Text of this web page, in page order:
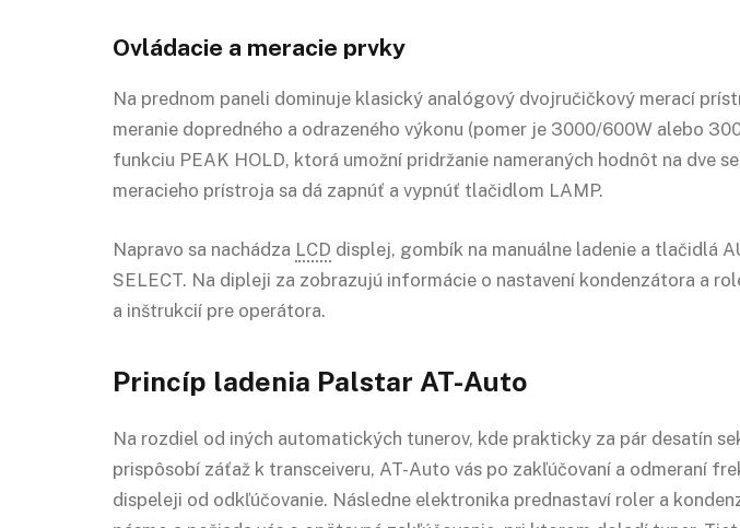
Ovládacie a meracie prvky
Na prednom paneli dominuje klasický analógový dvojručičkový merací
meranie dopredného a odrazeného výkonu (pomer je 3000/600W alebo
funkciu PEAK HOLD, ktorá umožní pridržanie nameraných hodnôt na dve
meracieho prístroja sa dá zapnúť a vypnúť tlačidlom LAMP.
Napravo sa nachádza LCD displej, gombík na manuálne ladenie a tlačidlá
SELECT. Na dipleji za zobrazujú informácie o nastavení kondenzátora a
a inštrukcií pre operátora.
Princíp ladenia Palstar AT-Auto
Na rozdiel od iných automatických tunerov, kde prakticky za pár desatín
prispôsobí záťaž k transceiveru, AT-Auto vás po zakľúčovaní a odmeraní
dispeleji od odkľúčovanie. Následne elektronika prednastaví roler a